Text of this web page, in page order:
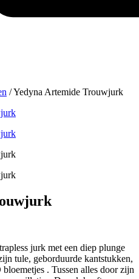
/Yedyna Artemide Trouwjurk
jurk met een diep plunge
tule, geborduurde kantstukken,
. Tussen alles door zijn